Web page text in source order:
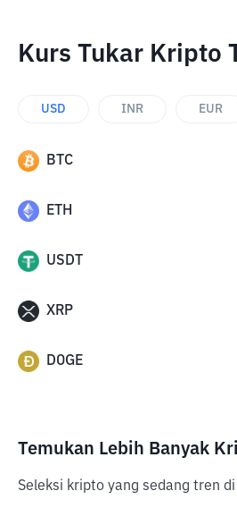
Kurs Tukar Kripto
USD INR EUR
BTC
ETH
USDT
XRP
DOGE
Temukan Lebih Banyak
Seleksi kripto yang sedang tren